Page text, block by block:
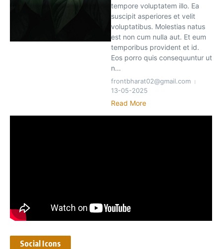
tempore voluptatem illo. Ea
suscipit asperiores et velit
voluptatibus. Molestias natus
est non cum nulla aut. Et eum
temporibus provident et id.
Eos porro quis consequuntur ut
n...
frontbharat02@gmail.com
13-05-2025
Read More
Social Icons